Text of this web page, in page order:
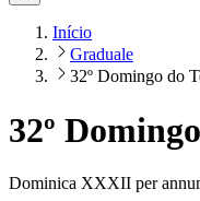
Início
Graduale
32º Domingo do
32º
Dominica XXXII per